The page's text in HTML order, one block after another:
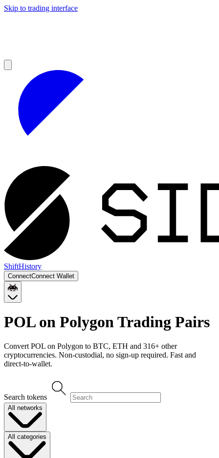
Skip to trading interface
ShiftHistory
ConnectConnect Wallet
POL on PolygonTrading Pairs
Convert POL on Polygon to BTC, ETH and 316+ other
cryptocurrencies. Non-custodial, no sign-up required. Fast and
direct-to-wallet.
Search tokens
All networks
All categories